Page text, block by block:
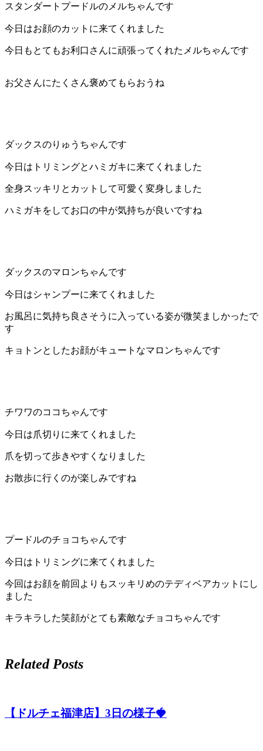
スタンダートプードルのメルちゃんです
今日はお顔のカットに来てくれました
今日もとてもお利口さんに頑張ってくれたメルちゃんです
お父さんにたくさん褒めてもらおうね
ダックスのりゅうちゃんです
今日はトリミングとハミガキに来てくれました
全身スッキリとカットして可愛く変身しました
ハミガキをしてお口の中が気持ちが良いですね
ダックスのマロンちゃんです
今日はシャンプーに来てくれました
お風呂に気持ち良さそうに入っている姿が微笑ましかったで
す
キョトンとしたお顔がキュートなマロンちゃんです
チワワのココちゃんです
今日は爪切りに来てくれました
爪を切って歩きやすくなりました
お散歩に行くのが楽しみですね
プードルのチョコちゃんです
今日はトリミングに来てくれました
今回はお顔を前回よりもスッキリめのテディベアカットにし
ました
キラキラした笑顔がとても素敵なチョコちゃんです
Related Posts
【ドルチェ福津店】3日の様子🍓